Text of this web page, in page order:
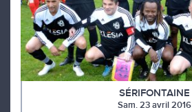
SÉRIFONTAINE
Sam. 23 avril 2016